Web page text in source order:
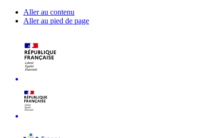
Aller au contenu
Aller au pied de page